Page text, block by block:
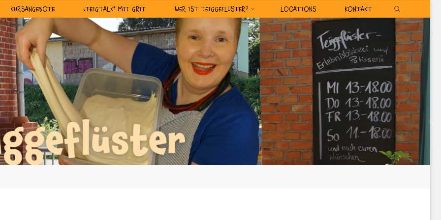
KURSANGEBOTE ‚TEIGTALK‘ MIT GRIT WER IST TEIGGEFLÜSTER? LOCATIONS KONTAKT